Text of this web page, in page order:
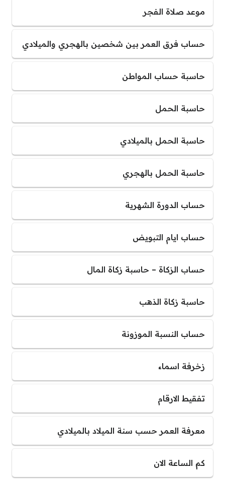
موعد صلاة الفجر
حساب فرق العمر بين شخصين بالهجري والميلادي
حاسبة حساب المواطن
حاسبة الحمل
حاسبة الحمل بالميلادي
حاسبة الحمل بالهجري
حساب الدورة الشهرية
حساب ايام التبويض
حساب الزكاة – حاسبة زكاة المال
حاسبة زكاة الذهب
حساب النسبة الموزونة
زخرفة اسماء
تفقيط الارقام
معرفة العمر حسب سنة الميلاد بالميلادي
كم الساعة الان